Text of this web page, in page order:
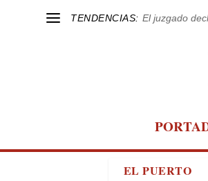
TENDENCIAS: El juzgado
EL PUERTO